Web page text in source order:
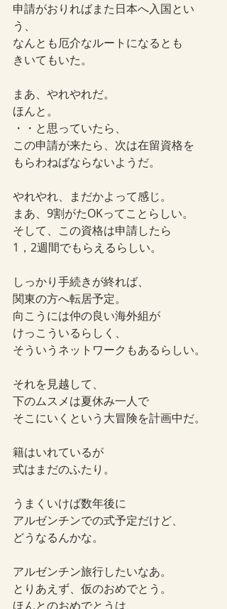
申請がおりればまた日本へ入国とい
う、
なんとも厄介なルートになるとも
きいてもいた。
まあ、やれやれだ。
ほんと。
・・と思っていたら、
この申請が来たら、次は在留資格を
もらわねばならないようだ。
やれやれ、まだかよって感じ。
まあ、9割がたOKってことらしい。
そして、この資格は申請したら
1，2週間でもらえるらしい。
しっかり手続きが終れば、
関東の方へ転居予定。
向こうには仲の良い海外組が
けっこういるらしく、
そういうネットワークもあるらしい。
それを見越して、
下のムスメは夏休み一人で
そこにいくという大冒険を計画中だ。
籍はいれているが
式はまだのふたり。
うまくいけば数年後に
アルゼンチンでの式予定だけど、
どうなるんかな。
アルゼンチン旅行したいなあ。
とりあえず、仮のおめでとう。
ほんとのおめでとうは、